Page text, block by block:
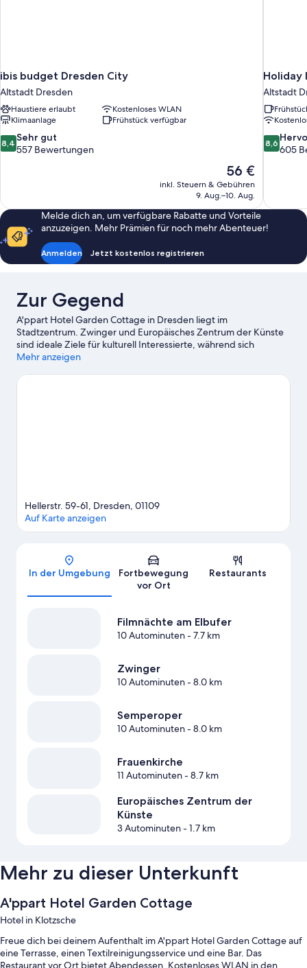
ibis budget Dresden City
Altstadt Dresden
Haustiere erlaubt
Kostenloses WLAN
Klimaanlage
Frühstück verfügbar
8.4
von
557
Bewertungen
8,4 Sehr gut
557 Bewertungen
Der
Preis
beträgt
56 €
inkl. Steuern & Gebühren
9. Aug.–10. Aug.
Holiday
Altstadt
8.6
von
8,6
605
Melde dich an, um verfügbare Rabatte und Vorteile
anzuzeigen. Mehr Prämien für noch mehr Abenteuer!
Anmelden Jetzt kostenlos registrieren
Zur Gegend
A'ppart Hotel Garden Cottage in Dresden liegt im
Stadtzentrum. Zwinger und Europäisches Zentrum der Künste
sind ideale Ziele für kulturell Interessierte, während sich
Folgendes anbietet, wenn du einen Ausflug unternehmen
Dresden. Ebenfalls einen Besuch wert sind diese beiden
Mehr anzeigen
Karte
Hellerstr. 59-61, Dresden, 01109
Auf Karte anzeigen
In der Umgebung
Fortbewegung
vor Ort
Restaurants
Filmnächte am Elbufer
10 Autominuten- 7.7 km
Zwinger
10 Autominuten- 8.0 km
Semperoper
10 Autominuten- 8.0 km
Frauenkirche
11 Autominuten- 8.7 km
Europäisches Zentrum der
Künste
3 Autominuten- 1.7 km
Mehr zu dieser Unterkunft
A'ppart Hotel Garden Cottage
Hotel in Klotzsche
Freue dich bei deinem Aufenthalt im A'ppart Hotel Garden Cottage auf
eine Terrasse, einen Textilreinigungsservice und eine Bar. Das
Restaurant vor Ort bietet Abendessen. Kostenloses WLAN in den